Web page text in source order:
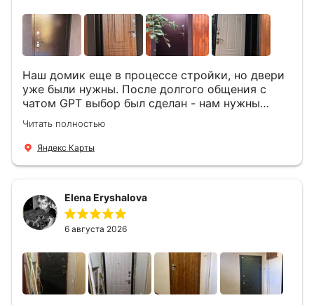
Наш домик еще в процессе стройки, но двери
уже были нужны. После долгого общения с
чатом GPT выбор был сделан - нам нужны
двери Аргус Термо Композит, которые нашлись
в компании ДвериОпт . Менеджер Филипп
ответил на все вопросы, посчитал стоимость и
установили две двери, ответили на все
вопросы . Выполненной работой мы довольны.
Огромная всем благодарность!
Читать полностью
Яндекс Карты
Elena Eryshalova
6 августа 2026